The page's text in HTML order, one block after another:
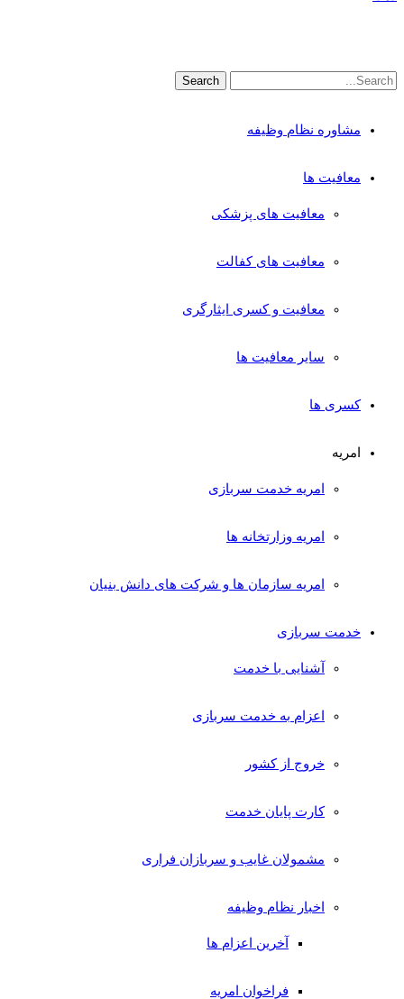
مشاوره نظام وظیفه
معافیت ها
معافیت های پزشکی
معافیت های کفالت
معافیت و کسری ایثارگری
سایر معافیت ها
کسری ها
امریه
امریه خدمت سربازی
امریه وزارتخانه ها
امریه سازمان ها و شرکت های دانش بنیان
خدمت سربازی
آشنایی با خدمت
اعزام به خدمت سربازی
خروج از کشور
کارت پایان خدمت
مشمولان غایب و سربازان فراری
اخبار نظام وظیفه
آخرین اعزام ها
فراخوان امریه